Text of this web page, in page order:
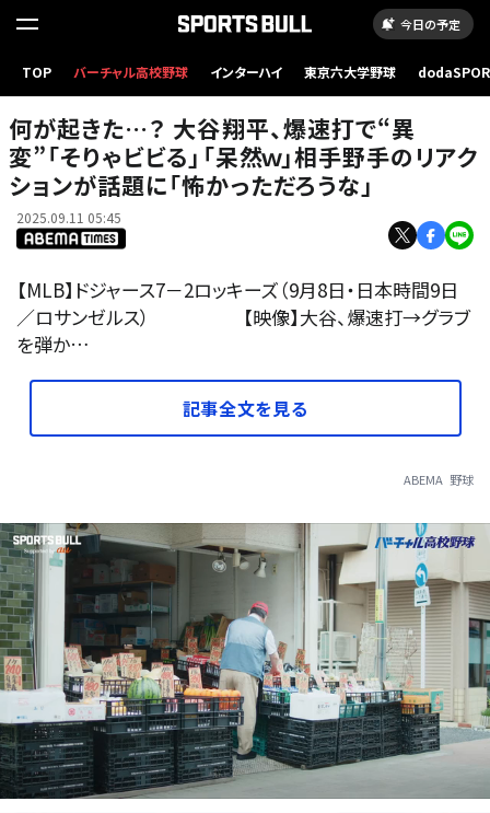
今日の予定
TOP バーチャル高校野球 インターハイ 東京六大学野球
が話題に「怖かっただろうな」
何が起きた…？ 大谷翔平、爆速打で“異
変”「そりゃビビる」「呆然ｗ」相手野手のリアク
ションが話題に「怖かっただろうな」
2025.09.11 05:45
【MLB】ドジャース7－2ロッキーズ（9月8日・日本時間9日
／ロサンゼルス） 【映像】大谷、爆速打→グラブ
を弾か…
記事全文を見る
ABEMA 野球